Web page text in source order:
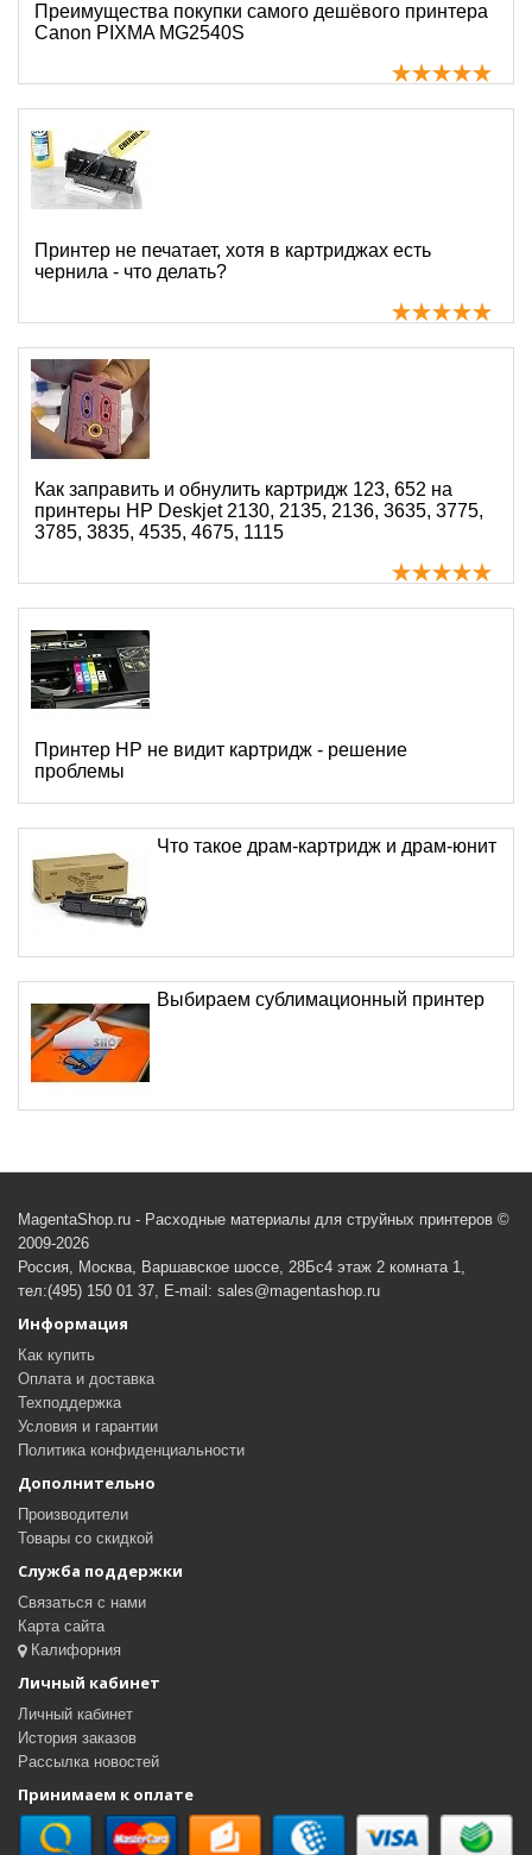
Преимущества покупки самого дешёвого принтера
Canon PIXMA MG2540S
Принтер не печатает, хотя в картриджах есть
чернила - что делать?
Как заправить и обнулить картридж 123, 652 на
принтеры HP Deskjet 2130, 2135, 2136, 3635, 3775,
3785, 3835, 4535, 4675, 1115
Принтер HP не видит картридж - решение
проблемы
Что такое драм-картридж и драм-юнит
Выбираем сублимационный принтер
MagentaShop.ru - Расходные материалы для струйных принтеров ©
2009-2026
Россия, Москва, Варшавское шоссе, 28Бс4 этаж 2 комната 1,
тел:(495) 150 01 37, E-mail: sales@magentashop.ru
Информация
Как купить
Оплата и доставка
Техподдержка
Условия и гарантии
Политика конфиденциальности
Дополнительно
Производители
Товары со скидкой
Служба поддержки
Связаться с нами
Карта сайта
Калифорния
Личный кабинет
Личный кабинет
История заказов
Рассылка новостей
Принимаем к оплате